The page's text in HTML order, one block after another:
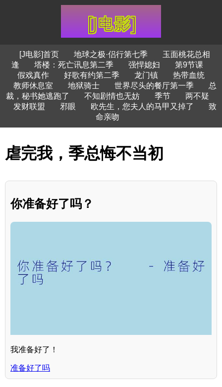
[J电影]首页 地球之极·侣行第七季
玉面桃花总相
逢
塔楼：死亡讯息第二季 强悍媳妇
第9节课
假戏真作
好歌有约第二季 龙门镇
热带血统
教师休息室
地狱骑士 世界尽头的餐厅第一季
总
裁，秘书她逃跑了
不知剧情也无妨 季节
两不疑
发财联盟
邪眼 欧先生，您夫人的马甲又掉了
致
命亲吻
虐完我，季总悔不当初
你准备好了吗？
我准备好了！
准备好了吗